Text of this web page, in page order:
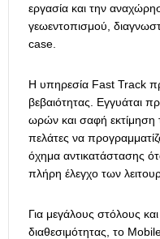
εργασία και την
γεωεντοπισμού,
case.
Η υπηρεσία Fast Track
βεβαιότητας. Εγγυάται
ωρών και σαφή εκτίμηση
πελάτες να
όχημα αντικατάστασης
πλήρη έλεγχο των
Για μεγάλους στόλους
διαθεσιμότητας, το